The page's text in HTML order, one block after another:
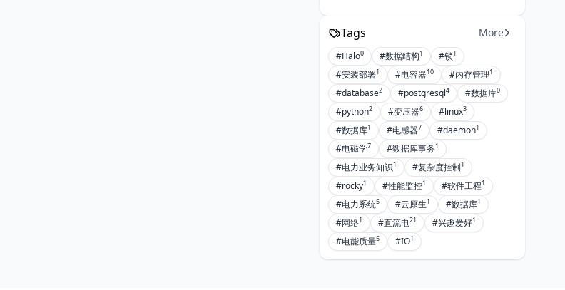
Tags More
#Halo0 #数据结构1 #锁1
#安装部署1 #电容器10 #内存管理1
#database2 #postgresql4 #数据库0
#python2 #变压器6 #linux3
#数据库1 #电感器7 #daemon1
#电磁学7 #数据库事务1
#电力业务知识1 #复杂度控制1
#rocky1 #性能监控1 #软件工程1
#电力系统5 #云原生1 #数据库1
#网络1 #直流电21 #兴趣爱好1
#电能质量5 #IO1